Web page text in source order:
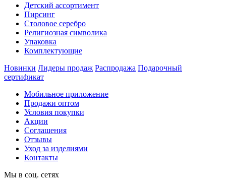
Детский ассортимент
Пирсинг
Столовое серебро
Религиозная символика
Упаковка
Комплектующие
Новинки Лидеры продаж Распродажа Подарочный
сертификат
Мобильное приложение
Продажи оптом
Условия покупки
Акции
Соглашения
Отзывы
Уход за изделиями
Контакты
Мы в соц. сетях